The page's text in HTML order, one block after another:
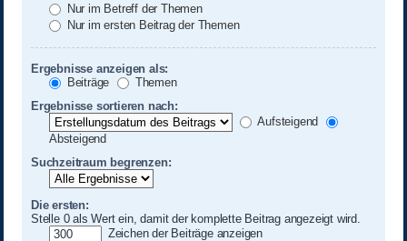
Nur im Betreff der Themen
Nur im ersten Beitrag der Themen
Ergebnisse anzeigen als:
Beiträge
Themen
Ergebnisse sortieren nach:
Aufsteigend
Absteigend
Suchzeitraum begrenzen:
Die ersten:
Stelle 0 als Wert ein, damit der komplette Beitrag angezeigt wird.
Zeichen der Beiträge anzeigen